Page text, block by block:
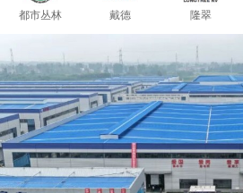
都市丛林 戴德 隆翠